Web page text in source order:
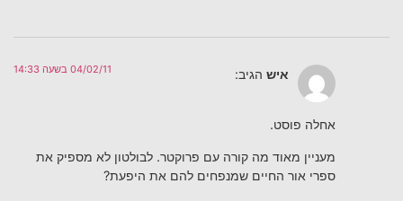
איש הגיב: 04/02/11 בשעה 14:33
אחלה פוסט.
מעניין מאוד מה קורה עם פרוקטר. לבולטון לא מספיק את
ספרי אור החיים שמנפחים להם את היפעת?